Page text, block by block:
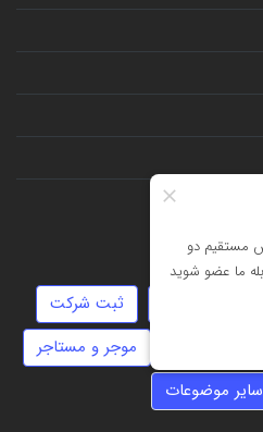
ثبت شرکت
موجر و مستاجر
سایر موضوعات